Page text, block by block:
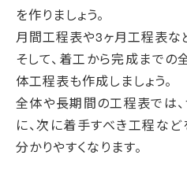
を作りましょう。
月間工程表や3ヶ月工程表な
そして、着工から完成まで
体工程表も作成しましょう。
全体や長期間の工程表では
に、次に着手すべき工程な
分かりやすくなります。